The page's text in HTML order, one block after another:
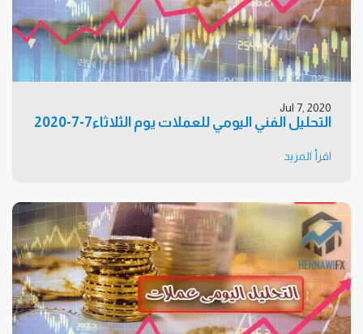
Jul 7, 2020
التحليل الفني اليومي للعملات يوم الثلاثاء7-7-2020
اقرأ المزيد